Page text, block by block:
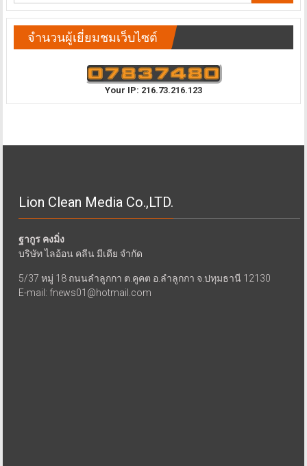
จำนวนผู้เยี่ยมชมเว็บไซต์
Your IP: 216.73.216.123
Lion Clean Media Co.,LTD.
ฐากูร คงมิ่ง
บริษัท ไลอ้อน คลีน มีเดีย จำกัด
5/37 หมู่ 18 ถนนลำลูกกา ต.คูคต อ.ลำลูกกา จ.ปทุมธานี 12130
E-mail: fnews01@hotmail.com